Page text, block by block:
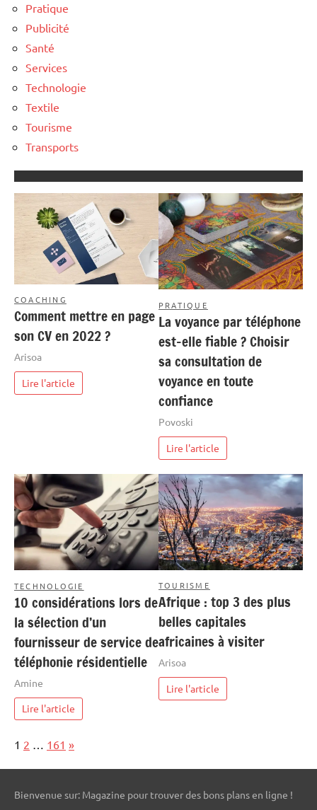
Pratique
Publicité
Santé
Services
Technologie
Textile
Tourisme
Transports
COACHING
Comment mettre en page
son CV en 2022 ?
Arisoa
Lire l'article
PRATIQUE
La voyance par téléphone
est-elle fiable ? Choisir
sa consultation de
voyance en toute
confiance
Povoski
Lire l'article
TECHNOLOGIE
10 considérations lors de
la sélection d’un
fournisseur de service de
téléphonie résidentielle
Amine
Lire l'article
TOURISME
Afrique : top 3 des plus
belles capitales
africaines à visiter
Arisoa
Lire l'article
Page:
1 2 … 161 Next
»
Bienvenue sur: Magazine pour trouver des bons plans en ligne !